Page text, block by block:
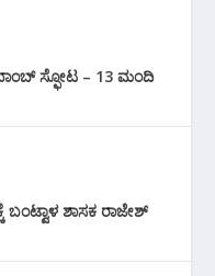
ಬಾಂಬ್ ಸ್ಫೋಟ – 13 ಮಂದಿ
ಶಾಸಕ ರಾಜೇಶ್